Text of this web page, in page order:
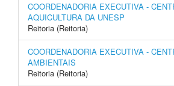
COORDENADORIA EXECUTIVA -
AQUICULTURA DA UNESP
Reitoria (Reitoria)
COORDENADORIA EXECUTIVA -
AMBIENTAIS
Reitoria (Reitoria)